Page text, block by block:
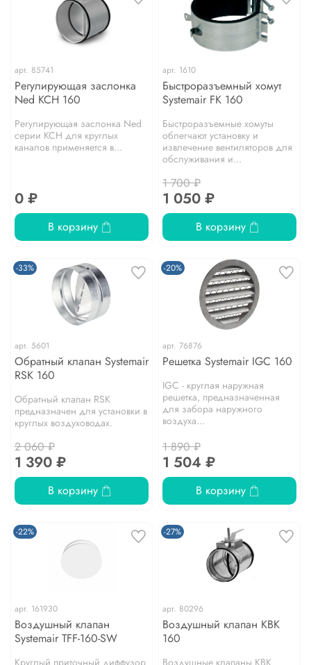
арт. 85741
Регулирующая заслонка
Ned KCH 160
Регулирующая заслонка Ned
серии KCH для круглых
каналов применяется в...
0 ₽
В корзину
арт. 1610
Быстроразъемный хомут
Systemair FK 160
Быстроразъемные хомуты
облегчают установку и
извлечение вентиляторов для
обслуживания и...
1 700 ₽
1 050 ₽
В корзину
-33%
арт. 5601
Обратный клапан Systemair
RSK 160
Обратный клапан RSK
предназначен для установки в
круглых воздуховодах.
2 060 ₽
1 390 ₽
В корзину
-20%
арт. 76876
Решетка Systemair IGC 160
IGC - круглая наружная
решетка, предназначенная
для забора наружного
воздуха...
1 890 ₽
1 504 ₽
В корзину
-22%
арт. 161930
Воздушный клапан
Systemair TFF-160-SW
-27%
арт. 80296
Воздушный клапан КВК
160